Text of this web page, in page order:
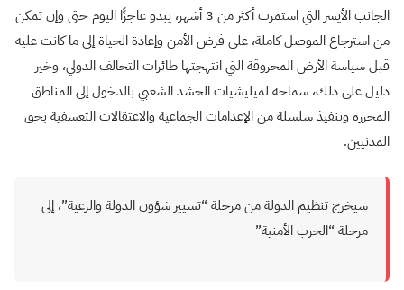
الجانب الأيسر التي استمرت أكثر من 3 أشهر، يبدو عاجزًا اليوم حتى وإن تمكن
من استرجاع الموصل كاملة، على فرض الأمن وإعادة الحياة إلى ما كانت عليه
قبل سياسة الأرض المحروقة التي انتهجتها طائرات التحالف الدولي، وخير
دليل على ذلك، سماحه لميليشيات الحشد الشعبي بالدخول إلى المناطق
المحررة وتنفيذ سلسلة من الإعدامات الجماعية والاعتقالات التعسفية بحق
المدنيين.
سيخرج تنظيم الدولة من مرحلة “تسيير شؤون الدولة والرعية”، إلى
مرحلة “الحرب الأمنية”